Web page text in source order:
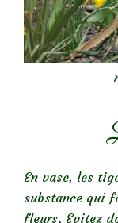
En vase, les
substance qui
fleurs. Evitez